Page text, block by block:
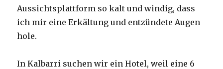
Aussichtsplattform so kalt und windig, dass
ich mir eine Erkältung und entzündete Augen
hole.
In Kalbarri suchen wir ein Hotel, weil eine 6